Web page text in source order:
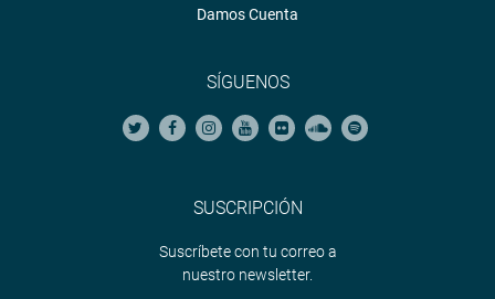
Damos Cuenta
SÍGUENOS
SUSCRIPCIÓN
Suscríbete con tu correo a
nuestro newsletter.